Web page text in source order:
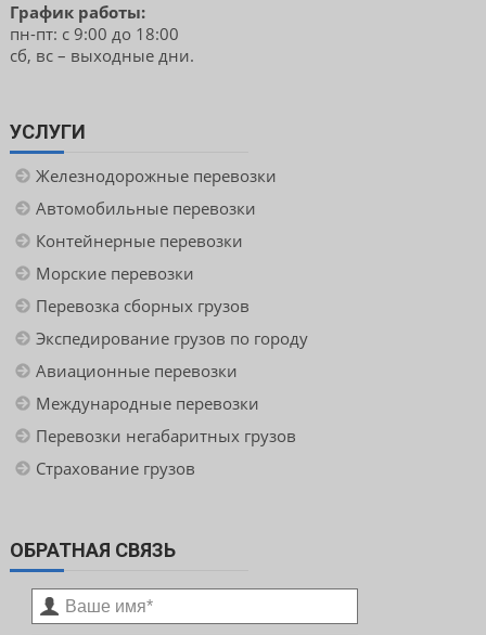
График работы:
пн-пт: с 9:00 до 18:00
сб, вс – выходные дни.
УСЛУГИ
Железнодорожные перевозки
Автомобильные перевозки
Контейнерные перевозки
Морские перевозки
Перевозка сборных грузов
Экспедирование грузов по городу
Авиационные перевозки
Международные перевозки
Перевозки негабаритных грузов
Страхование грузов
ОБРАТНАЯ СВЯЗЬ